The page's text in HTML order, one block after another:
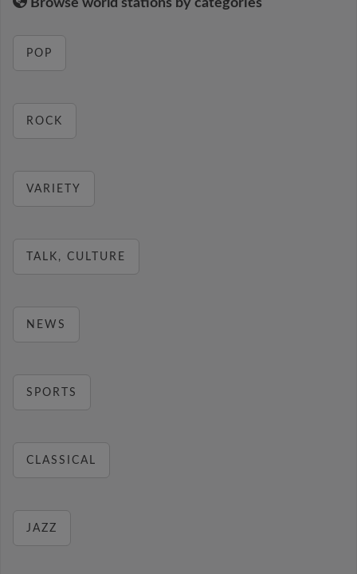
Browse world stations by categories
POP
ROCK
VARIETY
TALK, CULTURE
NEWS
SPORTS
CLASSICAL
JAZZ